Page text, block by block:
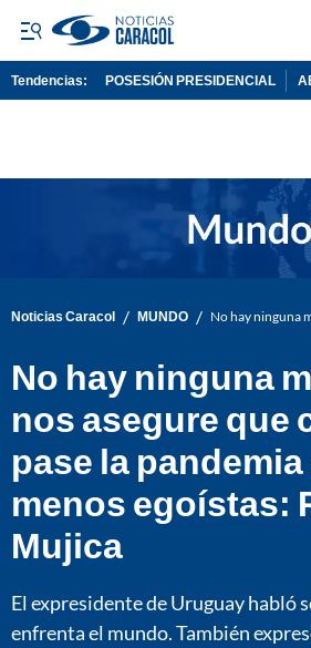
Tendencias: POSESIÓN PRESIDENCIAL
Noticias Caracol / MUNDO / No hay ninguna
No hay ninguna
nos asegure que
pase la
menos egoístas:
Mujica
El expresidente de Uruguay habló
enfrenta el mundo. También